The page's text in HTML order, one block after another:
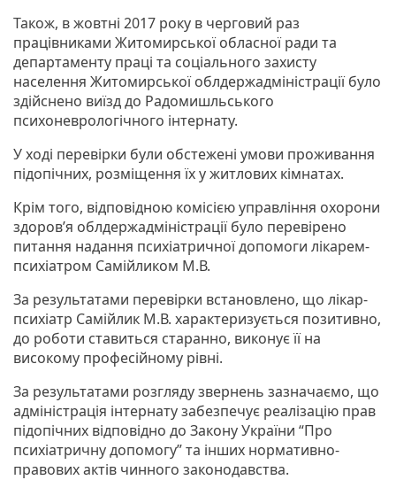
Також, в жовтні 2017 року в черговий раз
працівниками Житомирської обласної ради та
департаменту праці та соціального захисту
населення Житомирської облдержадміністрації було
здійснено виїзд до Радомишльського
психоневрологічного інтернату.
У ході перевірки були обстежені умови проживання
підопічних, розміщення їх у житлових кімнатах.
Крім того, відповідною комісією управління охорони
здоров’я облдержадміністрації було перевірено
питання надання психіатричної допомоги лікарем-
психіатром Самійликом М.В.
За результатами перевірки встановлено, що лікар-
психіатр Самійлик М.В. характеризується позитивно,
до роботи ставиться старанно, виконує її на
високому професійному рівні.
За результатами розгляду звернень зазначаємо, що
адміністрація інтернату забезпечує реалізацію прав
підопічних відповідно до Закону України “Про
психіатричну допомогу” та інших нормативно-
правових актів чинного законодавства.